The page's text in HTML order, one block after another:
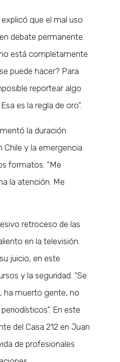
que el mal uso
debate permanente.
está completamente
puede hacer? Para
reportear algo
es la regla de oro”.
la duración
Chile y la emergencia
formatos. “Me
la atención. Me
retroceso de las
en la televisión.
juicio, en este
y la seguridad. “Se
ha muerto gente, no
En este
del Casa 212 en Juan
de profesionales